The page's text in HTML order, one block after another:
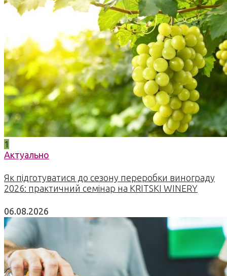
1
Актуально
Як підготуватися до сезону переробки винограду
2026: практичний семінар на KRITSKI WINERY
06.08.2026